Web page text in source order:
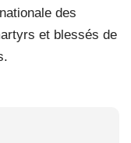
des
et blessés de